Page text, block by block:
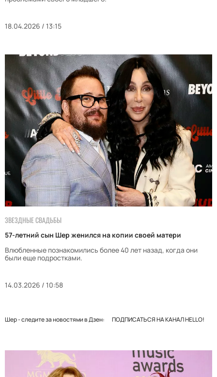
18.04.2026 / 13:15
ЗВЕЗДНЫЕ СВАДЬБЫ
57-летний сын Шер женился на копии своей матери
Влюбленные познакомились более 40 лет назад, когда они
были еще подростками.
14.03.2026 / 10:58
Шер - следите за новостями в Дзен: ПОДПИСАТЬСЯ НА КАНАЛ HELLO!